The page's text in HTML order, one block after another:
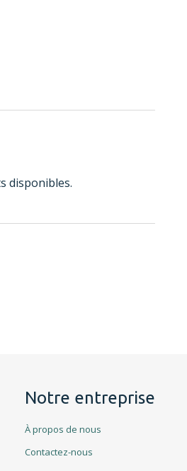
disponibles.
Notre entreprise
À propos de nous
Contactez-nous